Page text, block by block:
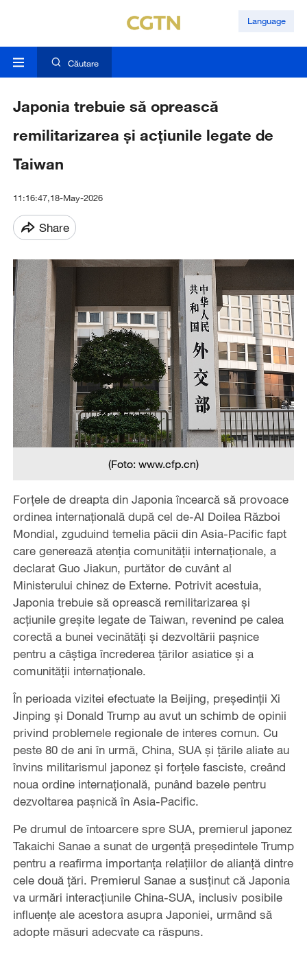
Language
Căutare
Japonia trebuie să oprească
remilitarizarea și acțiunile legate de
Taiwan
11:16:47,18-May-2026
Share
(Foto: www.cfp.cn)
Forțele de dreapta din Japonia încearcă să provoace
ordinea internațională după cel de-Al Doilea Război
Mondial, zguduind temelia păcii din Asia-Pacific fapt
care generează atenția comunității internaționale, a
declarat Guo Jiakun, purtător de cuvânt al
Ministerului chinez de Externe. Potrivit acestuia,
Japonia trebuie să oprească remilitarizarea și
acțiunile greșite legate de Taiwan, revenind pe calea
corectă a bunei vecinătăți și dezvoltării pașnice
pentru a câștiga încrederea țărilor asiatice și a
comunității internaționale.
În perioada vizitei efectuate la Beijing, președinții Xi
Jinping și Donald Trump au avut un schimb de opinii
privind problemele regionale de interes comun. Cu
peste 80 de ani în urmă, China, SUA și țările aliate au
învins militarismul japonez și forțele fasciste, creând
noua ordine internațională, punând bazele pentru
dezvoltarea pașnică în Asia-Pacific.
Pe drumul de întoarcere spre SUA, premierul japonez
Takaichi Sanae a sunat de urgență președintele Trump
pentru a reafirma importanța relațiilor de alianță dintre
cele două țări. Premierul Sanae a susținut că Japonia
va urmări interacțiunile China-SUA, inclusiv posibile
influențe ale acestora asupra Japoniei, urmând să
adopte măsuri adecvate ca răspuns.